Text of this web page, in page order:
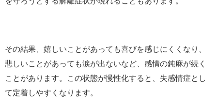
その結果、嬉しいことがあっても喜びを感じにくくなり、
悲しいことがあっても涙が出ないなど、感情の鈍麻が続く
ことがあります。この状態が慢性化すると、失感情症とし
て定着しやすくなります。